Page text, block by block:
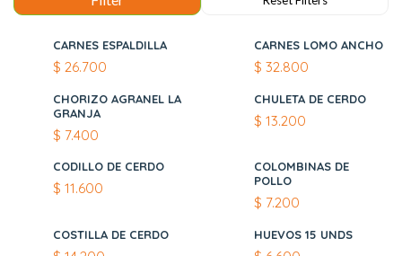
CARNES ESPALDILLA
$ 26.700
CARNES LOMO ANCHO
$ 32.800
CHORIZO AGRANEL LA
GRANJA
$ 7.400
CHULETA DE CERDO
$ 13.200
CODILLO DE CERDO
$ 11.600
COLOMBINAS DE
POLLO
$ 7.200
COSTILLA DE CERDO HUEVOS 15 UNDS